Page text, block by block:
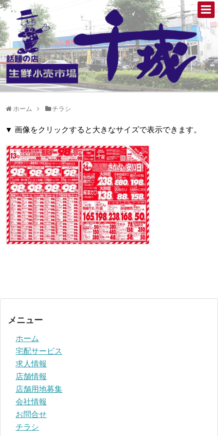
ホーム チラシ
▼ 画像をクリックすると大きなサイズで表示できます。
メニュー
ホーム
宅配サービス
求人情報
店舗情報
店舗用地募集
会社情報
お問合せ
チラシ